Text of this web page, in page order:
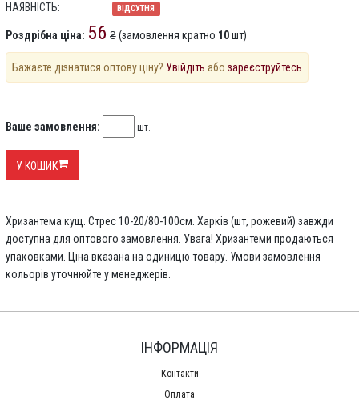
НАЯВНІСТЬ: ВІДСУТНЯ
Роздрібна ціна: 56 ₴ (замовлення кратно 10шт)
Бажаєте дізнатися оптову ціну? Увійдіть або зареєструйтесь
Ваше замовлення: шт.
У КОШИК
Хризантема кущ. Стрес 10-20/80-100см. Харків (шт, рожевий) завжди
доступна для оптового замовлення. Увага! Хризантеми продаються
упаковками. Ціна вказана на одиницю товару. Умови замовлення
кольорів уточнюйте у менеджерів.
ІНФОРМАЦІЯ
Контакти
Оплата